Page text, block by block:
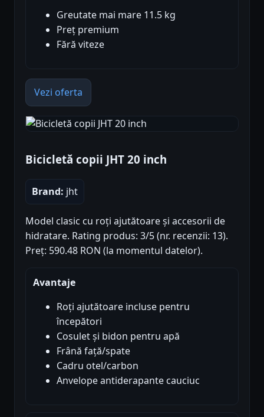
Greutate mai mare 11.5 kg
Preț premium
Fără viteze
Vezi oferta
Bicicletă copii JHT 20 inch
Brand: jht
Model clasic cu roți ajutătoare și accesorii de
hidratare. Rating produs: 3/5 (nr. recenzii: 13).
Preț: 590.48 RON (la momentul datelor).
Avantaje
Roți ajutătoare incluse pentru
începători
Cosulet și bidon pentru apă
Frână față/spate
Cadru otel/carbon
Anvelope antiderapante cauciuc